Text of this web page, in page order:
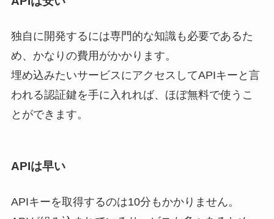
独自に開発するには専門的な知識も必要であるた
め、かなりの費用がかかります。
埋め込みたいサービスにアクセスしてAPIキーと言
われる認証鍵を手に入れれば、 ほぼ無料で使うこ
とができます。
APIは早い
APIキーを取得するのは10分もかかりません。